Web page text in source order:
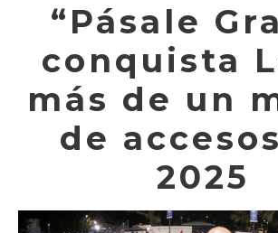
“Pásale
conquista
más de un
de
2025